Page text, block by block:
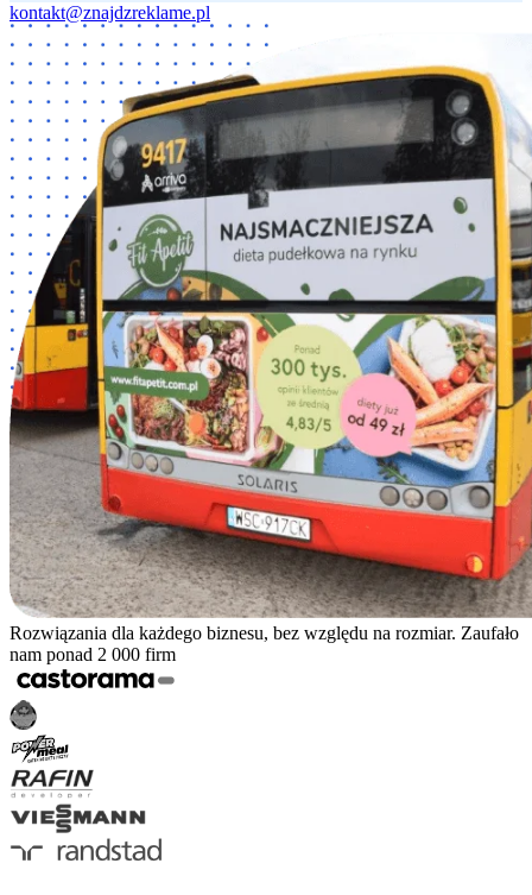
kontakt@znajdzreklame.pl
Rozwiązania dla każdego biznesu, bez względu na rozmiar. Zaufało
nam ponad 2 000 firm